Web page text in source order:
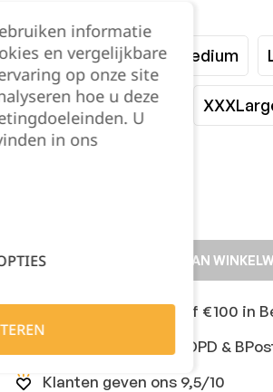
XSmall Small Medium
XLarge XXLarge
TOEVOEGEN AAN
Gratis levering vanaf €100 in
Snelle levering met DPD &
Klanten geven ons 9,5/10
informatie
en vergelijkbare
op onze site
hoe u deze
U
in ons